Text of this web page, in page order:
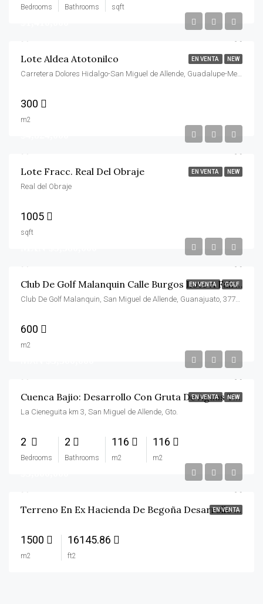
Bedrooms Bathrooms sqft
EN VENTA NEW
Lote Aldea Atotonilco
Carretera Dolores Hidalgo-San Miguel de Allende, Guadalupe-Mexiquito, San Miguel de Allende, Guanajuato, 37717, México
300
m2
EN VENTA NEW
Lote Fracc. Real Del Obraje
Real del Obraje
1005
sqft
EN VENTA GOLFClub De Golf Malanquin Calle Burgos Lote A Fairway
Club De Golf Malanquin, San Miguel de Allende, Guanajuato, 37797, México
600
m2
EN VENTA NEW
Cuenca Bajio: Desarrollo Con Gruta De Aguas Termales
La Cieneguita km 3, San Miguel de Allende, Gto.
2
Bedrooms
2
Bathrooms
116
m2
116
m2
EN VENTA
Terreno En Ex Hacienda De Begoña Desarrollo Privado
1500
m2
16145.86
ft2